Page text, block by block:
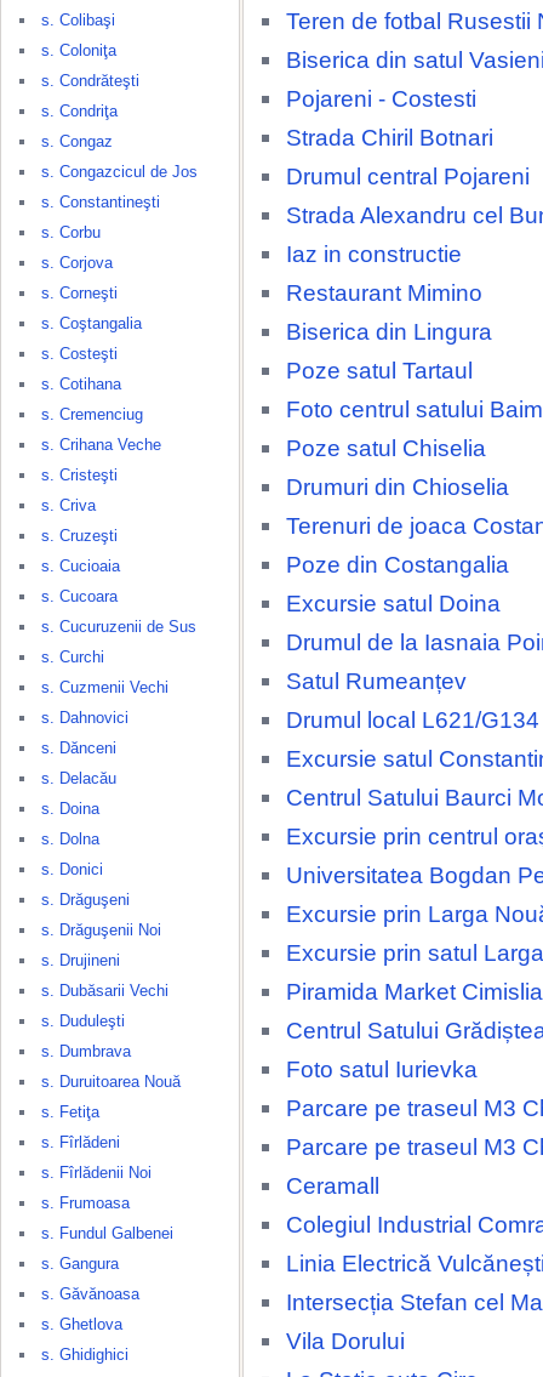
s. Colibaşi
s. Coloniţa
s. Condrăteşti
s. Condriţa
s. Congaz
s. Congazcicul de Jos
s. Constantineşti
s. Corbu
s. Corjova
s. Corneşti
s. Coştangalia
s. Costeşti
s. Cotihana
s. Cremenciug
s. Crihana Veche
s. Cristeşti
s. Criva
s. Cruzeşti
s. Cucioaia
s. Cucoara
s. Cucuruzenii de Sus
s. Curchi
s. Cuzmenii Vechi
s. Dahnovici
s. Dănceni
s. Delacău
s. Doina
s. Dolna
s. Donici
s. Drăguşeni
s. Drăguşenii Noi
s. Drujineni
s. Dubăsarii Vechi
s. Duduleşti
s. Dumbrava
s. Duruitoarea Nouă
s. Fetiţa
s. Fîrlădeni
s. Fîrlădenii Noi
s. Frumoasa
s. Fundul Galbenei
s. Gangura
s. Găvănoasa
s. Ghetlova
s. Ghidighici
Teren de fotbal Rusestii
Biserica din satul
Pojareni - Costesti
Strada Chiril Botnari
Drumul central Pojareni
Strada Alexandru cel
Iaz in constructie
Restaurant Mimino
Biserica din Lingura
Poze satul Tartaul
Foto centrul satului
Poze satul Chiselia
Drumuri din Chioselia
Terenuri de joaca
Poze din Costangalia
Excursie satul Doina
Drumul de la Iasnaia
Satul Rumeanțev
Drumul local L621/G134
Excursie satul
Centrul Satului Baurci
Excursie prin centrul
Universitatea Bogdan
Excursie prin Larga
Excursie prin satul
Piramida Market Cimislia
Centrul Satului
Foto satul Iurievka
Parcare pe traseul M3
Parcare pe traseul M3
Ceramall
Colegiul Industrial
Linia Electrică
Intersecția Stefan cel
Vila Dorului